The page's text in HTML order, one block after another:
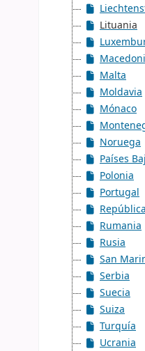
Lituania
Malta
Moldavia
Mónaco
Noruega
Países
Polonia
Portugal
Rumania
Rusia
San
Serbia
Suecia
Suiza
Turquía
Ucrania